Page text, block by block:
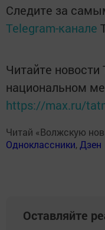
Следите за
Telegram-канале
Читайте новости
национальном
https://max.ru/
Читай «Волжскую
Одноклассники,Дзен
Оставляйте